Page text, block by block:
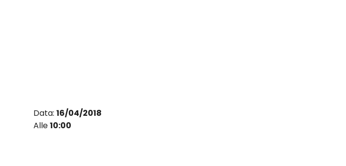
Data:16/04/2018
Alle10:00